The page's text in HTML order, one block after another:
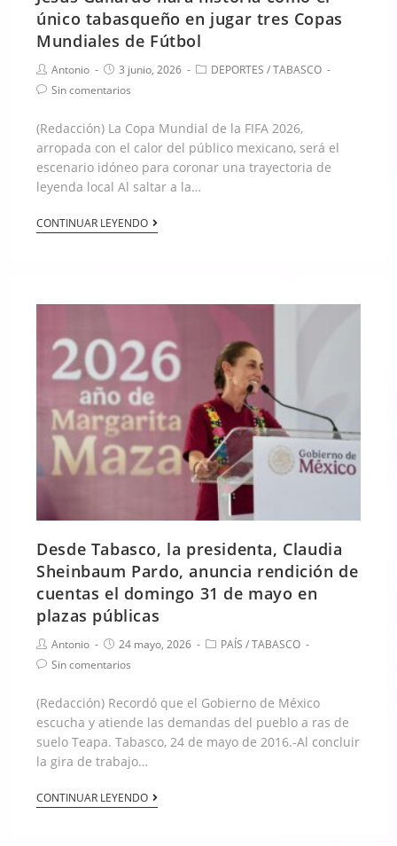
único tabasqueño en jugar tres Copas
Mundiales de Fútbol
Antonio 3 junio, 2026 DEPORTES /TABASCO
Sin comentarios
(Redacción) La Copa Mundial de la FIFA 2026,
arropada con el calor del público mexicano, será el
escenario idóneo para coronar una trayectoria de
leyenda local Al saltar a la…
CONTINUAR LEYENDO
Desde Tabasco, la presidenta, Claudia
Sheinbaum Pardo, anuncia rendición de
cuentas el domingo 31 de mayo en
plazas públicas
Antonio 24 mayo, 2026 PAÍS /TABASCO
Sin comentarios
(Redacción) Recordó que el Gobierno de México
escucha y atiende las demandas del pueblo a ras de
suelo Teapa. Tabasco, 24 de mayo de 2016.-Al concluir
la gira de trabajo…
CONTINUAR LEYENDO